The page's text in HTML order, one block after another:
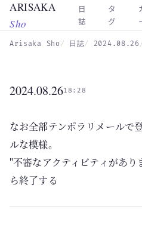
Skip to main content
ARISAKA
Sho
日
誌
タ
グ
Arisaka Sho 日誌 2024.08.26
2024.08.2618:28
なお全部テンポラリメールで
ルな模様。
"不審なアクティビティがあ
ら終了する